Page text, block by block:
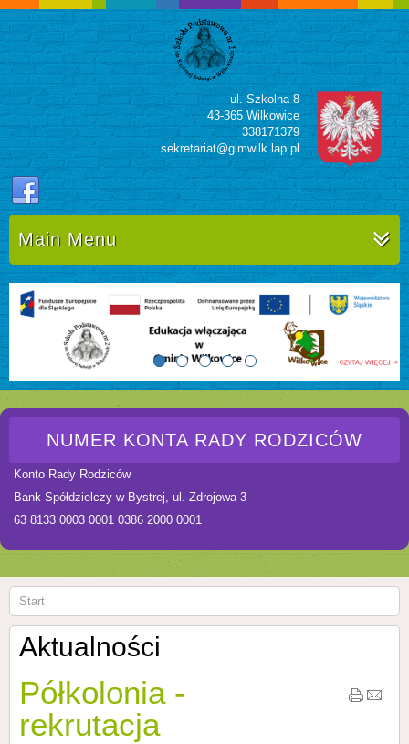
ul. Szkolna 8
43-365 Wilkowice
338171379
sekretariat@gimwilk.lap.pl
Main Menu
NUMER KONTA RADY RODZICÓW
Konto Rady Rodziców
Bank Spółdzielczy w Bystrej, ul. Zdrojowa 3
63 8133 0003 0001 0386 2000 0001
Start
Aktualności
Półkolonia -
rekrutacja